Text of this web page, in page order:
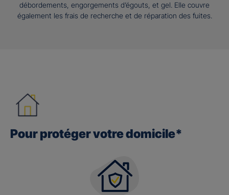
débordements, engorgements d’égouts, et gel. Elle couvre
également les frais de recherche et de réparation des fuites.
Pour protéger votre domicile*